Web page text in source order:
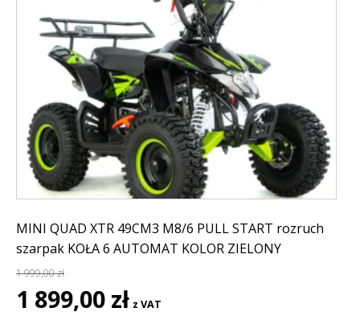
MINI QUAD XTR 49CM3 M8/6 PULL START rozruch
szarpak KOŁA 6 AUTOMAT KOLOR ZIELONY
1 999,00zł
Pierwotna
cena
1 899,00 zł cena
z VAT